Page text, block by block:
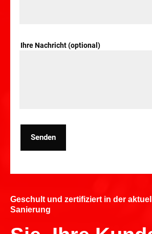
Ihre Nachricht (optional)
Senden
Geschult und zertifiziert in der
Sanierung